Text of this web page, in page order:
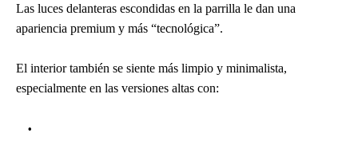
Las luces delanteras escondidas en la parrilla le dan una
apariencia premium y más “tecnológica”.
El interior también se siente más limpio y minimalista,
especialmente en las versiones altas con: